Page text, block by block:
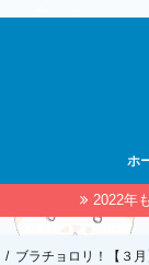
ホ
2022年
ブラチョロリ！【３月